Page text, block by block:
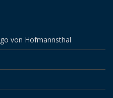
von Hofmannsthal